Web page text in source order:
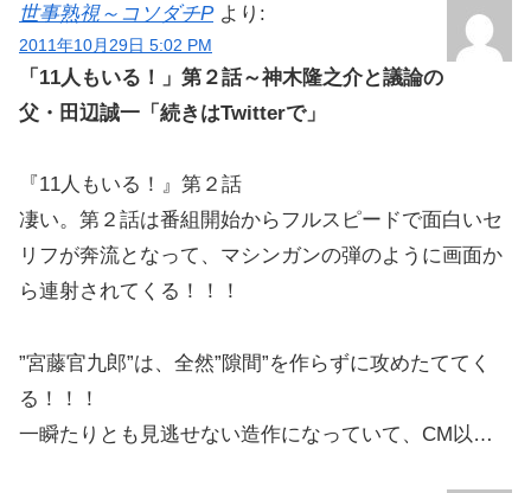
世事熟視～コソダチP より:
2011年10月29日 5:02 PM
「11人もいる！」第２話～神木隆之介と議論の
父・田辺誠一「続きはTwitterで」
『11人もいる！』第２話
凄い。第２話は番組開始からフルスピードで面白いセ
リフが奔流となって、マシンガンの弾のように画面か
ら連射されてくる！！！
”宮藤官九郎”は、全然”隙間”を作らずに攻めたててく
る！！！
一瞬たりとも見逃せない造作になっていて、CM以…